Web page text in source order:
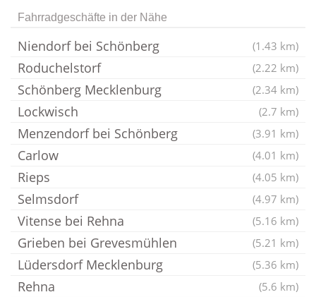
Fahrradgeschäfte in der Nähe
Niendorf bei Schönberg (1.43 km)
Roduchelstorf (2.22 km)
Schönberg Mecklenburg (2.34 km)
Lockwisch (2.7 km)
Menzendorf bei Schönberg (3.91 km)
Carlow (4.01 km)
Rieps (4.05 km)
Selmsdorf (4.97 km)
Vitense bei Rehna (5.16 km)
Grieben bei Grevesmühlen (5.21 km)
Lüdersdorf Mecklenburg (5.36 km)
Rehna (5.6 km)